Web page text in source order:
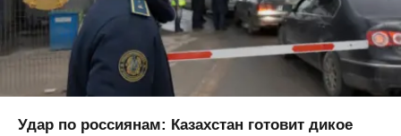
Удар по россиянам: Казахстан готовит дикое